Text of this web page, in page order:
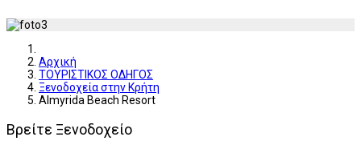
Αρχική
ΤΟΥΡΙΣΤΙΚΟΣ ΟΔΗΓΟΣ
Ξενοδοχεία στην Κρήτη
Almyrida Beach Resort
Βρείτε Ξενοδοχείο